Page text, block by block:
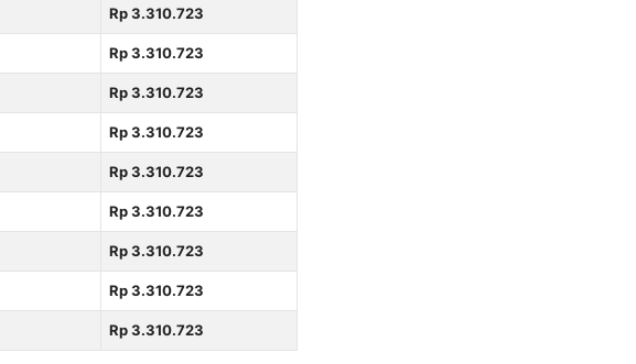
Rp 3.310.723
Rp 3.310.723
Rp 3.310.723
Rp 3.310.723
Rp 3.310.723
Rp 3.310.723
Rp 3.310.723
Rp 3.310.723
Rp 3.310.723